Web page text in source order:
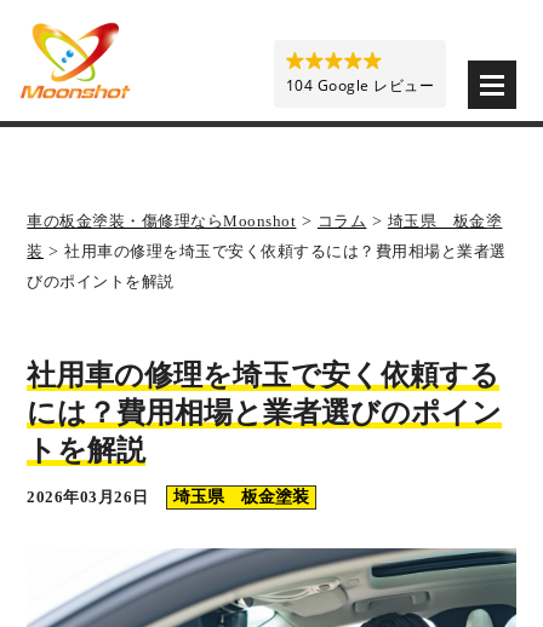
車の板金塗装・傷修理ならMoonshot > コラム > 埼玉県 板金塗
装 >社用車の修理を埼玉で安く依頼するには？費用相場と業者選
びのポイントを解説
社用車の修理を埼玉で安く依頼する
には？費用相場と業者選びのポイン
トを解説
2026年03月26日 埼玉県 板金塗装
104 Google レビュー